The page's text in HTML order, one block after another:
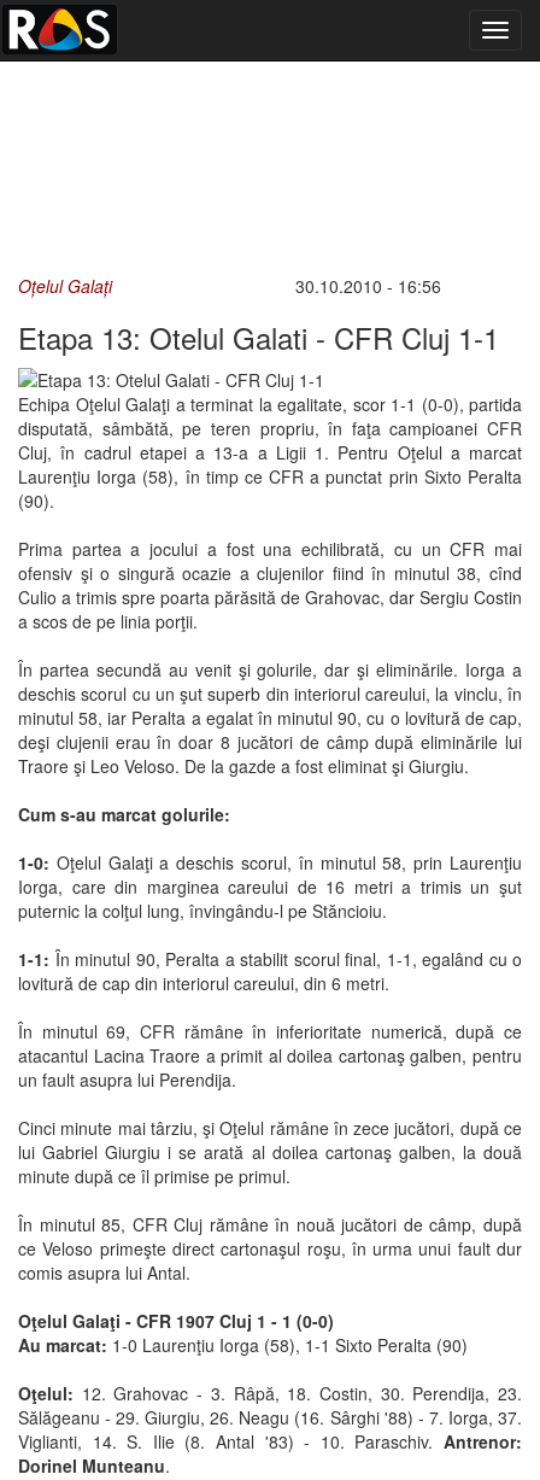
Oțelul Galați 30.10.2010 - 16:56
Etapa 13: Otelul Galati - CFR Cluj 1-1
Echipa Oţelul Galaţi a terminat la egalitate, scor 1-1 (0-0), partida
disputată, sâmbătă, pe teren propriu, în faţa campioanei CFR
Cluj, în cadrul etapei a 13-a a Ligii 1. Pentru Oţelul a marcat
Laurenţiu Iorga (58), în timp ce CFR a punctat prin Sixto Peralta
(90).
Prima partea a jocului a fost una echilibrată, cu un CFR mai
ofensiv şi o singură ocazie a clujenilor fiind în minutul 38, cînd
Culio a trimis spre poarta părăsită de Grahovac, dar Sergiu Costin
a scos de pe linia porţii.
În partea secundă au venit şi golurile, dar şi eliminările. Iorga a
deschis scorul cu un şut superb din interiorul careului, la vinclu, în
minutul 58, iar Peralta a egalat în minutul 90, cu o lovitură de cap,
deşi clujenii erau în doar 8 jucători de câmp după eliminările lui
Traore şi Leo Veloso. De la gazde a fost eliminat şi Giurgiu.
Cum s-au marcat golurile:
1-0: Oţelul Galaţi a deschis scorul, în minutul 58, prin Laurenţiu
Iorga, care din marginea careului de 16 metri a trimis un şut
puternic la colţul lung, învingându-l pe Stăncioiu.
1-1: În minutul 90, Peralta a stabilit scorul final, 1-1, egalând cu o
lovitură de cap din interiorul careului, din 6 metri.
În minutul 69, CFR rămâne în inferioritate numerică, după ce
atacantul Lacina Traore a primit al doilea cartonaş galben, pentru
un fault asupra lui Perendija.
Cinci minute mai târziu, şi Oţelul rămâne în zece jucători, după ce
lui Gabriel Giurgiu i se arată al doilea cartonaş galben, la două
minute după ce îl primise pe primul.
În minutul 85, CFR Cluj rămâne în nouă jucători de câmp, după
ce Veloso primeşte direct cartonaşul roşu, în urma unui fault dur
comis asupra lui Antal.
Oţelul Galaţi - CFR 1907 Cluj 1 - 1 (0-0)
Au marcat: 1-0 Laurenţiu Iorga (58), 1-1 Sixto Peralta (90)
Oţelul: 12. Grahovac - 3. Râpă, 18. Costin, 30. Perendija, 23.
Sălăgeanu - 29. Giurgiu, 26. Neagu (16. Sârghi '88) - 7. Iorga, 37.
Viglianti, 14. S. Ilie (8. Antal '83) - 10. Paraschiv. Antrenor:
Dorinel Munteanu.